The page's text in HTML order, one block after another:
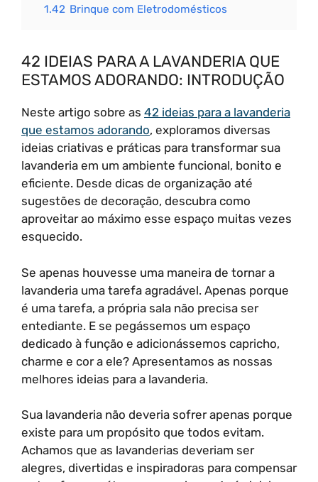
1.42 Brinque com Eletrodomésticos
42 IDEIAS PARA A LAVANDERIA QUE
ESTAMOS ADORANDO: INTRODUÇÃO
Neste artigo sobre as 42 ideias para a lavanderia
que estamos adorando, exploramos diversas
ideias criativas e práticas para transformar sua
lavanderia em um ambiente funcional, bonito e
eficiente. Desde dicas de organização até
sugestões de decoração, descubra como
aproveitar ao máximo esse espaço muitas vezes
esquecido.
Se apenas houvesse uma maneira de tornar a
lavanderia uma tarefa agradável. Apenas porque
é uma tarefa, a própria sala não precisa ser
entediante. E se pegássemos um espaço
dedicado à função e adicionássemos capricho,
charme e cor a ele? Apresentamos as nossas
melhores ideias para a lavanderia.
Sua lavanderia não deveria sofrer apenas porque
existe para um propósito que todos evitam.
Achamos que as lavanderias deveriam ser
alegres, divertidas e inspiradoras para compensar